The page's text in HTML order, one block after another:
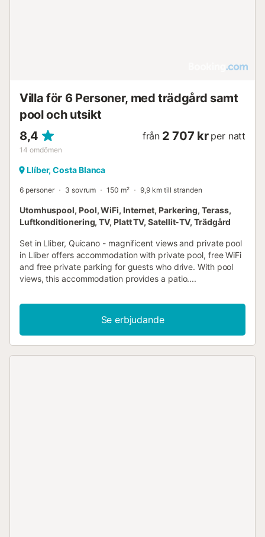
Villa för 6 Personer, med trädgård samt
pool och utsikt
8,4
14 omdömen
från 2 707 kr per natt
Llíber, Costa Blanca
6 personer 3 sovrum 150 m² 9,9 km till stranden
Utomhuspool, Pool, WiFi, Internet, Parkering, Terass,
Luftkonditionering, TV, Platt TV, Satellit-TV, Trädgård
Set in Lliber, Quicano - magnificent views and private pool
in Lliber offers accommodation with private pool, free WiFi
and free private parking for guests who drive. With pool
views, this accommodation provides a patio....
Se erbjudande